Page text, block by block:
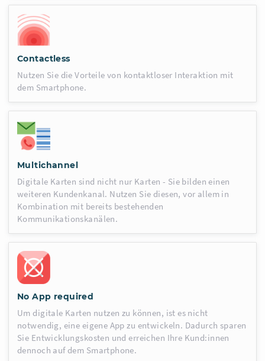
Contactless
Nutzen Sie die Vorteile von kontaktloser Interaktion mit
dem Smartphone.
Multichannel
Digitale Karten sind nicht nur Karten - Sie bilden einen
weiteren Kundenkanal. Nutzen Sie diesen, vor allem in
Kombination mit bereits bestehenden
Kommunikationskanälen.
No App required
Um digitale Karten nutzen zu können, ist es nicht
notwendig, eine eigene App zu entwickeln. Dadurch sparen
Sie Entwicklungskosten und erreichen Ihre Kund:innen
dennoch auf dem Smartphone.